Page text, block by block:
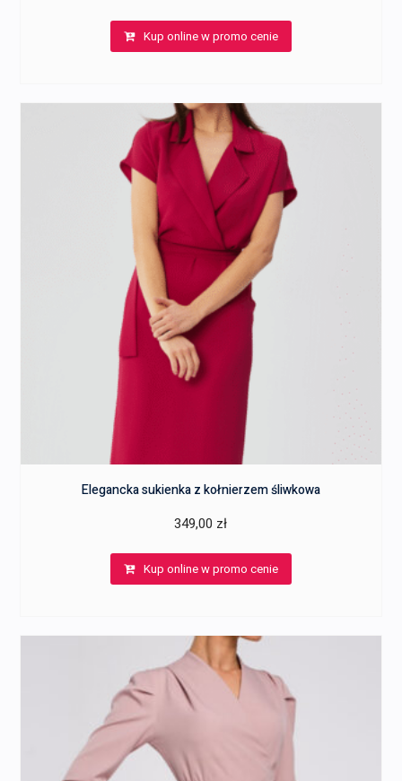
Kup online w promo cenie
Elegancka sukienka z kołnierzem śliwkowa
349,00 zł
Kup online w promo cenie